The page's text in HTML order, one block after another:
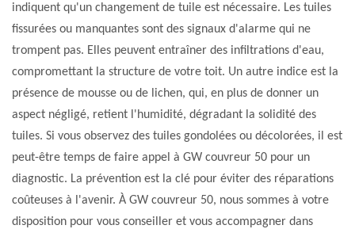
indiquent qu'un changement de tuile est nécessaire. Les tuiles
fissurées ou manquantes sont des signaux d'alarme qui ne
trompent pas. Elles peuvent entraîner des infiltrations d'eau,
compromettant la structure de votre toit. Un autre indice est la
présence de mousse ou de lichen, qui, en plus de donner un
aspect négligé, retient l'humidité, dégradant la solidité des
tuiles. Si vous observez des tuiles gondolées ou décolorées, il est
peut-être temps de faire appel à GW couvreur 50 pour un
diagnostic. La prévention est la clé pour éviter des réparations
coûteuses à l'avenir. À GW couvreur 50, nous sommes à votre
disposition pour vous conseiller et vous accompagner dans